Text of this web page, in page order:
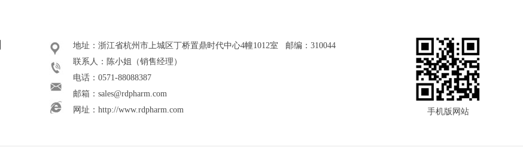
地址：浙江省杭州市上城区丁桥置鼎时代中心4幢1012室 邮编：310044
联系人：陈小姐（销售经理）
电话：0571-88088387
邮箱： sales@rdpharm.com
网址： http://www.rdpharm.com 手机版网站